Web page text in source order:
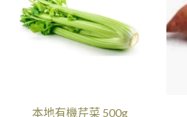
本地有機芹菜 500g